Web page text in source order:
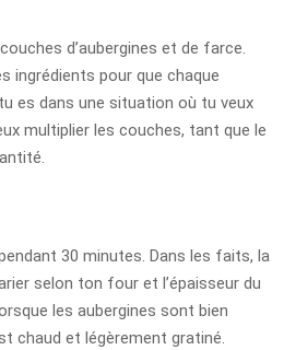
d’aubergines et de farce.
ingrédients pour que chaque
es dans une situation où tu veux
multiplier les couches, tant que le
30 minutes. Dans les faits, la
selon ton four et l’épaisseur du
les aubergines sont bien
chaud et légèrement gratiné.